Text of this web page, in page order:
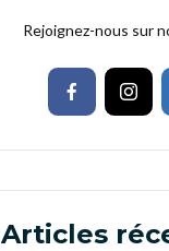
Rejoignez-nous sur
Articles